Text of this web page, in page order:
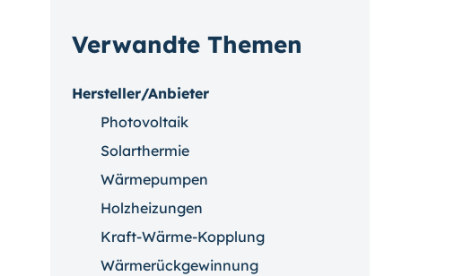
Verwandte Themen
Hersteller/Anbieter
Photovoltaik
Solarthermie
Wärmepumpen
Holzheizungen
Kraft-Wärme-Kopplung
Wärmerückgewinnung